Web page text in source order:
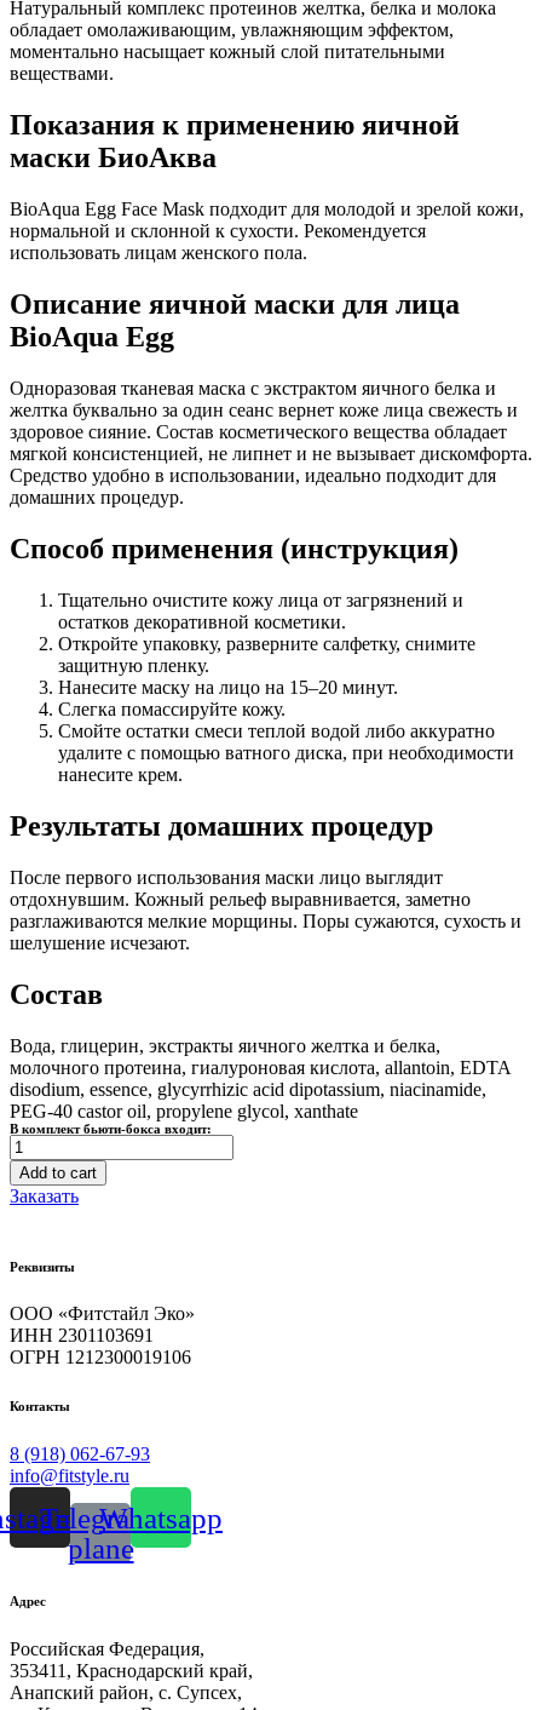
Натуральный комплекс протеинов желтка, белка и молока
обладает омолаживающим, увлажняющим эффектом,
моментально насыщает кожный слой питательными
веществами.
Показания к применению яичной
маски БиоАква
BioAqua Egg Face Mask подходит для молодой и зрелой кожи,
нормальной и склонной к сухости. Рекомендуется
использовать лицам женского пола.
Описание яичной маски для лица
BioAqua Egg
Одноразовая тканевая маска с экстрактом яичного белка и
желтка буквально за один сеанс вернет коже лица свежесть и
здоровое сияние. Состав косметического вещества обладает
мягкой консистенцией, не липнет и не вызывает дискомфорта.
Средство удобно в использовании, идеально подходит для
домашних процедур.
Способ применения (инструкция)
Тщательно очистите кожу лица от загрязнений и
остатков декоративной косметики.
Откройте упаковку, разверните салфетку, снимите
защитную пленку.
Нанесите маску на лицо на 15–20 минут.
Слегка помассируйте кожу.
Смойте остатки смеси теплой водой либо аккуратно
удалите с помощью ватного диска, при необходимости
нанесите крем.
Результаты домашних процедур
После первого использования маски лицо выглядит
отдохнувшим. Кожный рельеф выравнивается, заметно
разглаживаются мелкие морщины. Поры сужаются, сухость и
шелушение исчезают.
Состав
Вода, глицерин, экстракты яичного желтка и белка,
молочного протеина, гиалуроновая кислота, allantoin, EDTA
disodium, essence, glycyrrhizic acid dipotassium, niacinamide,
PEG-40 castor oil, propylene glycol, xanthate
В комплект бьюти-бокса входит:
Яичная
маска
для
лица
Add to cart
Заказать
Реквизиты
ООО «Фитстайл Эко»
ИНН 2301103691
ОГРН 1212300019106
Контакты
8 (918) 062-67-93
info@fitstyle.ru
Telegram-
plane
Whatsapp
Адрес
Российская Федерация,
353411, Краснодарский край,
Анапский район, с. Супсех,